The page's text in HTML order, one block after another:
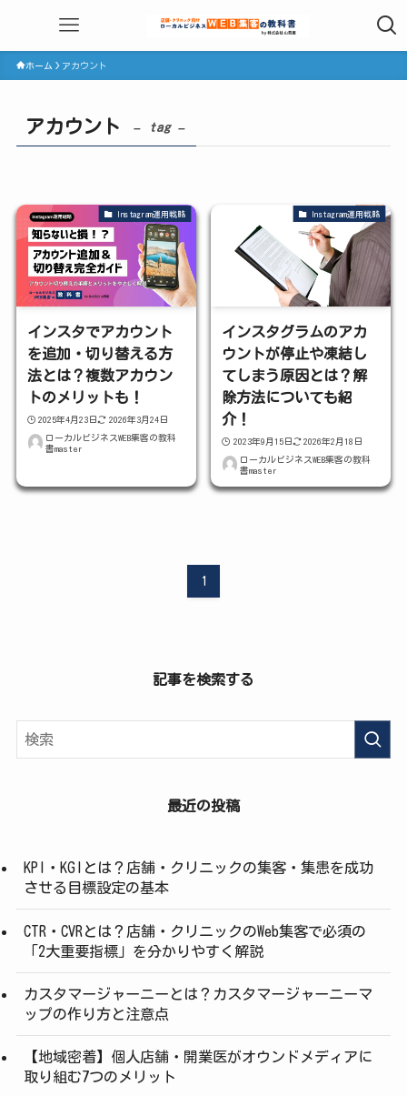
ホーム アカウント
アカウント – tag –
Instagram運用戦略
インスタでアカウント
を追加・切り替える方
法とは？複数アカウン
トのメリットも！
2025年4月23日
2026年3月24日
ローカルビジネスWEB集客の教科
書master
Instagram運用戦略
インスタグラムのアカ
ウントが停止や凍結し
てしまう原因とは？解
除方法についても紹
介！
2023年9月15日
2026年2月18日
ローカルビジネスWEB集客の教科
書master
1
記事を検索する
最近の投稿
KPI・KGIとは？店舗・クリニックの集客・集患を成功
させる目標設定の基本
CTR・CVRとは？店舗・クリニックのWeb集客で必須の
「2大重要指標」を分かりやすく解説
カスタマージャーニーとは？カスタマージャーニーマ
ップの作り方と注意点
【地域密着】個人店舗・開業医がオウンドメディアに
取り組む7つのメリット